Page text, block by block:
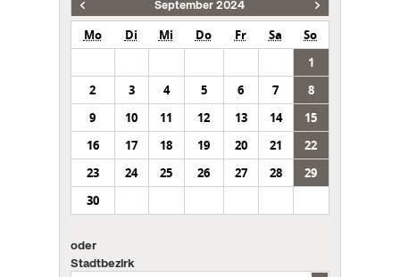
September 2024
Mo Di Mi Do Fr Sa
So
1
2
3 4 5 6 7
8
9
10 11 12 13 14
15
16
17 18 19 20 21
22
23
24 25 26 27 28
29
30
oder
Stadtbezirk